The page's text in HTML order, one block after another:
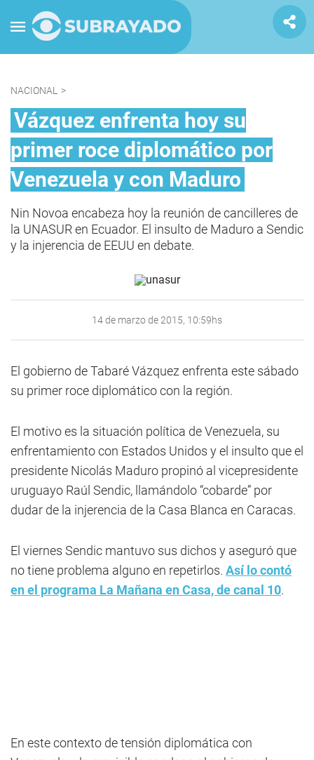
NACIONAL >
Vázquez enfrenta hoy su
primer roce diplomático por
Venezuela y con Maduro
Nin Novoa encabeza hoy la reunión de cancilleres de
la UNASUR en Ecuador. El insulto de Maduro a Sendic
y la injerencia de EEUU en debate.
14 de marzo de 2015, 10:59hs
El gobierno de Tabaré Vázquez enfrenta este sábado
su primer roce diplomático con la región.
El motivo es la situación política de Venezuela, su
enfrentamiento con Estados Unidos y el insulto que el
presidente Nicolás Maduro propinó al vicepresidente
uruguayo Raúl Sendic, llamándolo “cobarde” por
dudar de la injerencia de la Casa Blanca en Caracas.
El viernes Sendic mantuvo sus dichos y aseguró que
no tiene problema alguno en repetirlos. Así lo contó
en el programa La Mañana en Casa, de canal 10.
En este contexto de tensión diplomática con